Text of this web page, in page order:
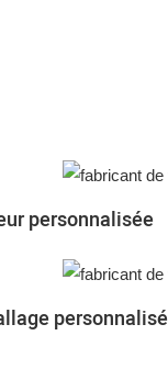
personnalisée
personnalisé